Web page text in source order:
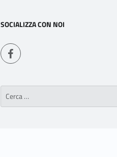
SOCIALIZZA CON NOI
Seguici su Facebook
Ricerca per: